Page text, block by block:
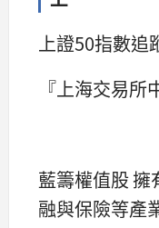
上證50指數追
『上海交易所
藍籌權值股
融與保險等產